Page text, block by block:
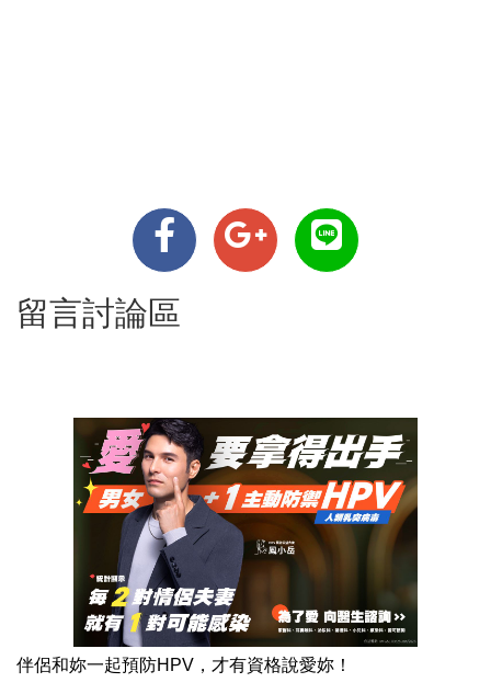
留言討論區
伴侶和妳一起預防HPV，才有資格說愛妳！